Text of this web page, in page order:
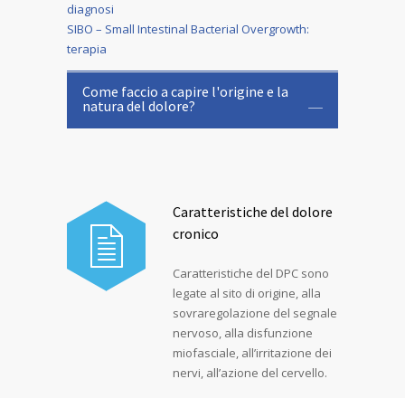
diagnosi
SIBO – Small Intestinal Bacterial Overgrowth:
terapia
Come faccio a capire l'origine e la
natura del dolore?
Caratteristiche del dolore
cronico
Caratteristiche del DPC sono
legate al sito di origine, alla
sovraregolazione del segnale
nervoso, alla disfunzione
miofasciale, all’irritazione dei
nervi, all’azione del cervello.